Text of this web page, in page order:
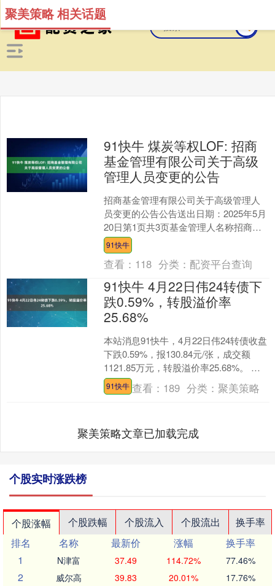
聚美策略 相关话题
91快牛 煤炭等权LOF: 招商
基金管理有限公司关于高级
管理人员变更的公告
招商基金管理有限公司关于高级管理人
员变更的公告公告送出日期：2025年5月
20日第1页共3页基金管理人名称招商基
金管理有限公司公告依据《公开募集证
券投资基金信息....
91快牛
查看： 118 分类： 配资平台查询
91快牛 4月22日伟24转债下
跌0.59%，转股溢价率
25.68%
本站消息91快牛，4月22日伟24转债收盘
下跌0.59%，报130.84元/张，成交额
1121.85万元，转股溢价率25.68%。 资
料显示，伟24转债信用级别....
91快牛 查看： 189 分类： 聚美策略
聚美策略文章已加载完成
个股实时涨跌榜
个股涨幅 个股跌幅 个股流入 个股流出
换手率
排名
名称 最新价 涨幅
换手率
1
N津富 37.49 114.72% 77.46%
2 威尔高 39.83 20.01% 17.76%